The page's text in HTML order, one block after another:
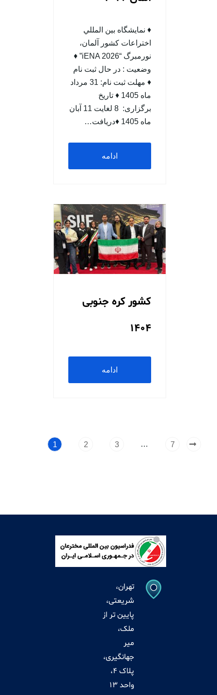
♦ نمایشگاه بين المللي
اختراعات کشور آلمان،
نورمبرگ “iENA 2026” ♦
وضعيت : در حال ثبت نام
♦ مهلت ثبت نام: 31 مرداد
ماه 1405 ♦ تاریخ
برگزاری: 8 لغایت 11 آبان
ماه 1405 ♦دریافت…
ادامه
کشور کره جنوبی
1404
ادامه
1 2 3 … 7
تهران،
شریعتی،
پایین تر از
ملک،
میر
جهانگیری،
پلاک 4،
واحد 13